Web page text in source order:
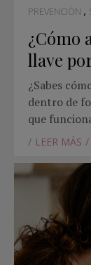
PREVENCIÓN ,
¿Cómo
llave
¿Sabes
dentro de
que
LEER MÁS